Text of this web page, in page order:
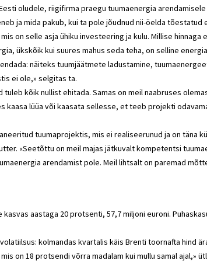
oludele, riigifirma praegu tuumaenergia
ja mida pakub, kui ta pole jõudnud nii-öelda
on selle asja ühiku investeering ja kulu. Millise hinnaga
ükskõik kui suures mahus seda teha, on selline
näiteks tuumjäätmete ladustamine,
ei ole,» selgitas ta.
tuleb kõik nullist ehitada. Samas on meil naabruses
kaasa lüüa või kaasata sellesse, et teeb projekti
tuumaprojektis, mis ei realiseerunud ja on täna
«Seetõttu on meil majas jätkuvalt kompetentsi
arendamist pole. Meil lihtsalt on paremad
kasvas aastaga 20 protsenti, 57,7 miljoni euroni.
kolmandas kvartalis käis Brenti toornafta hind
on 18 protsendi võrra madalam kui mullu samal ajal,»